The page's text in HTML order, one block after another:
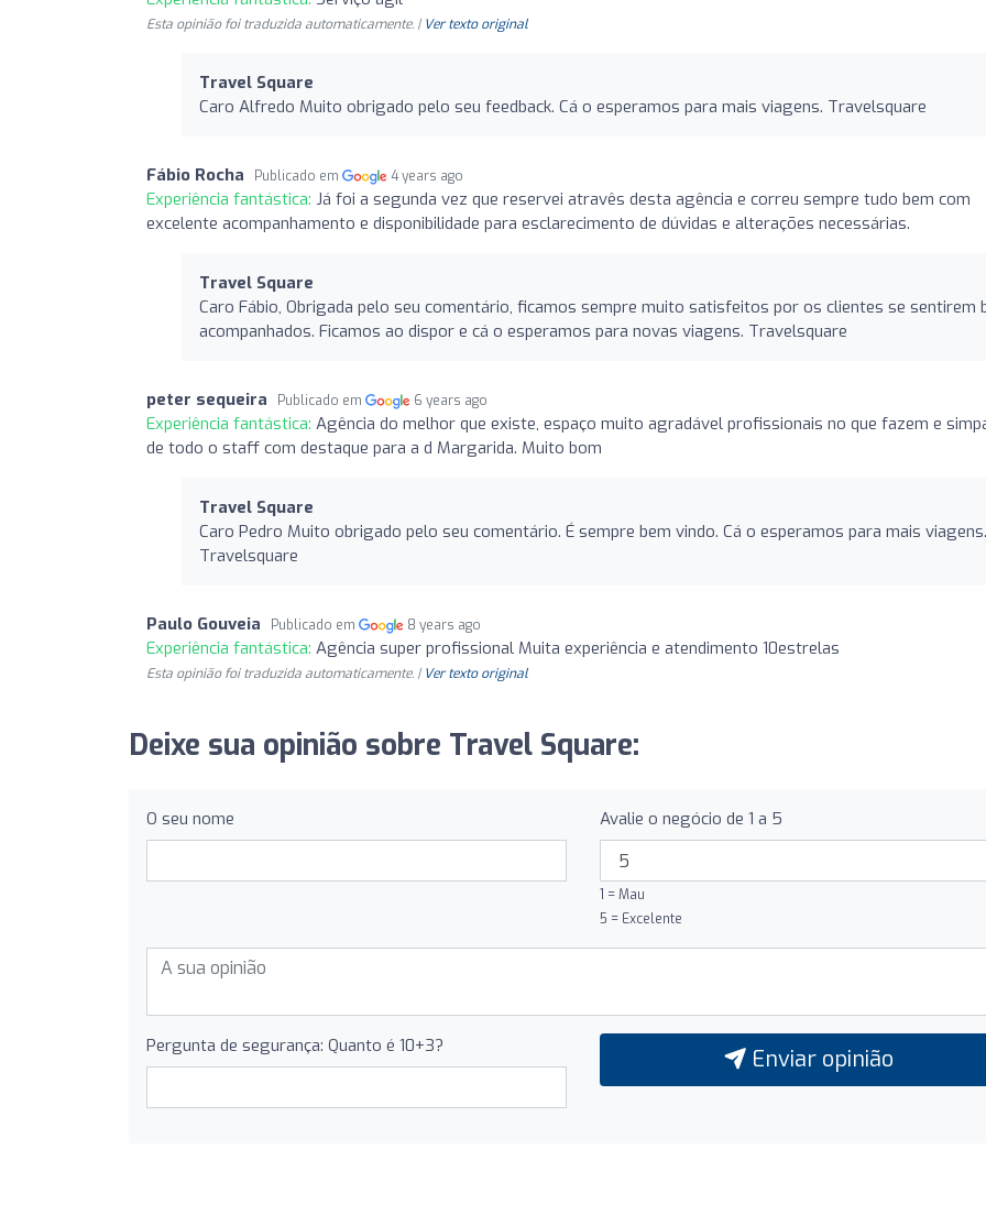
Esta opinião foi traduzida automaticamente. | Ver texto original
Travel Square
Caro Alfredo Muito obrigado pelo seu feedback. Cá o esperamos para mais viagens. Travelsquare
Fábio Rocha Publicado em 4 years ago
Experiência fantástica: Já foi a segunda vez que reservei atravês desta agência e correu sempre tudo bem com
excelente acompanhamento e disponibilidade para esclarecimento de dúvidas e alterações necessárias.
Travel Square
Caro Fábio, Obrigada pelo seu comentário, ficamos sempre muito satisfeitos por os clientes se sentirem
acompanhados. Ficamos ao dispor e cá o esperamos para novas viagens. Travelsquare
peter sequeira Publicado em 6 years ago
Experiência fantástica: Agência do melhor que existe, espaço muito agradável profissionais no que fazem e
de todo o staff com destaque para a d Margarida. Muito bom
Travel Square
Caro Pedro Muito obrigado pelo seu comentário. É sempre bem vindo. Cá o esperamos para mais viagens.
Travelsquare
Paulo Gouveia Publicado em 8 years ago
Experiência fantástica: Agência super profissional Muita experiência e atendimento 10estrelas
Esta opinião foi traduzida automaticamente. | Ver texto original
Deixe sua opinião sobre Travel Square:
O seu nome Avalie o negócio de 1 a 5
1 = Mau
5 = Excelente
Pergunta de segurança: Quanto é 10+3? Enviar opinião